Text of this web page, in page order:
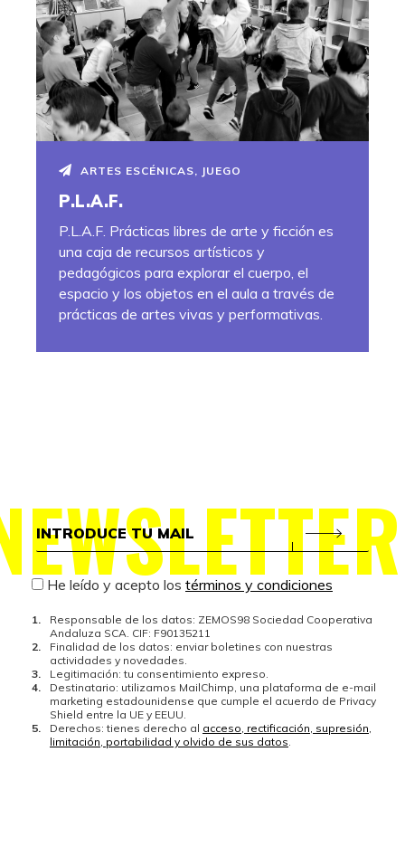
ARTES ESCÉNICAS JUEGO
P.L.A.F.
P.L.A.F. Prácticas libres de arte y ficción es
una caja de recursos artísticos y
pedagógicos para explorar el cuerpo, el
espacio y los objetos en el aula a través de
prácticas de artes vivas y performativas.
He leído y acepto los términos y condiciones
Responsable de los datos: ZEMOS98 Sociedad Cooperativa
Andaluza SCA. CIF: F90135211
Finalidad de los datos: enviar boletines con nuestras
actividades y novedades.
Legitimación: tu consentimiento expreso.
Destinatario: utilizamos MailChimp, una plataforma de e-mail
marketing estadounidense que cumple el acuerdo de Privacy
Shield entre la UE y EEUU.
Derechos: tienes derecho al acceso, rectificación, supresión,
limitación, portabilidad y olvido de sus datos